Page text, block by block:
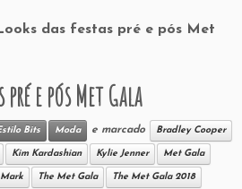
das festas pré e pós Met
e pós Met Gala
Bits Moda e marcado Bradley Cooper
Kim Kardashian Kylie Jenner Met Gala
Mark The Met Gala The Met Gala 2018